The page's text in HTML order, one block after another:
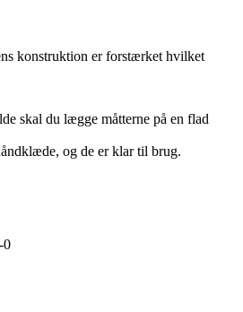
konstruktion er forstærket hvilket
skal du lægge måtterne på en flad
og de er klar til brug.
0